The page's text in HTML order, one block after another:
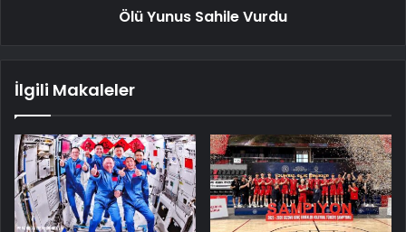
Ölü Yunus Sahile Vurdu
İlgili Makaleler